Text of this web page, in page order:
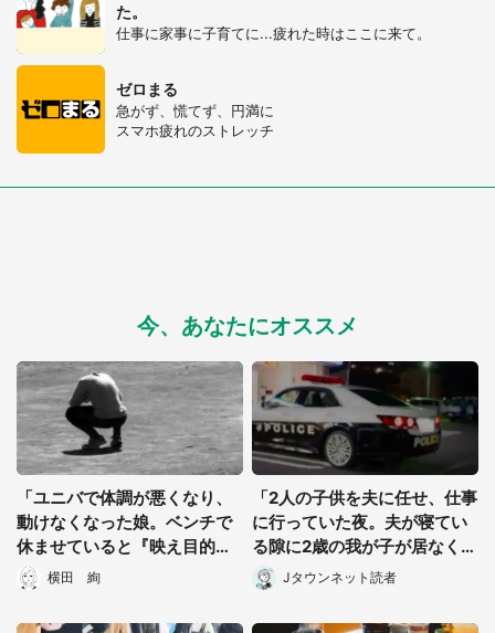
た。
仕事に家事に子育てに...疲れた時はここに来て。
ゼロまる
急がず、慌てず、円満に
スマホ疲れのストレッチ
今、あなたにオススメ
「ユニバで体調が悪くなり、
動けなくなった娘。ベンチで
休ませていると『映え目的』
っぽい女子高生が...」（愛知
県・30代男性）
横田 絢
「2人の子供を夫に任せ、仕事
に行っていた夜。夫が寝てい
る隙に2歳の我が子が居なくな
り...」（北海道・40代女性）
Jタウンネット読者